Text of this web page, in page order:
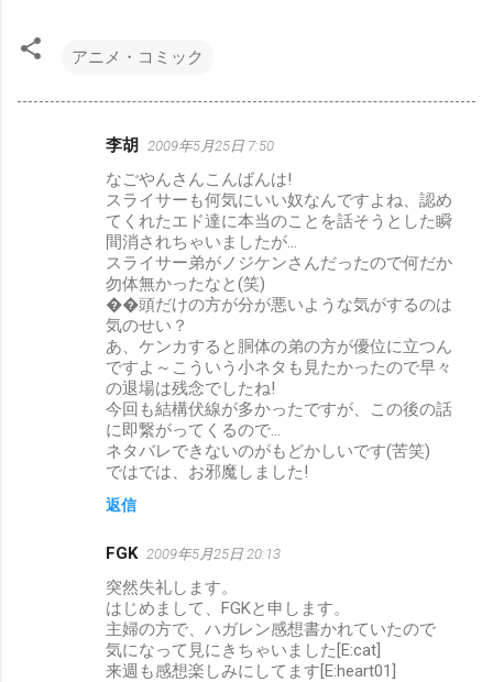
アニメ・コミック
李胡 2009年5月25日 7:50
なごやんさんこんばんは!
スライサーも何気にいい奴なんですよね、認め
てくれたエド達に本当のことを話そうとした瞬
間消されちゃいましたが…
スライサー弟がノジケンさんだったので何だか
勿体無かったなと(笑)
��頭だけの方が分が悪いような気がするのは
気のせい？
あ、ケンカすると胴体の弟の方が優位に立つん
ですよ～こういう小ネタも見たかったので早々
の退場は残念でしたね!
今回も結構伏線が多かったですが、この後の話
に即繋がってくるので…
ネタバレできないのがもどかしいです(苦笑)
ではでは、お邪魔しました!
返信
FGK 2009年5月25日 20:13
突然失礼します。
はじめまして、FGKと申します。
主婦の方で、ハガレン感想書かれていたので
気になって見にきちゃいました[E:cat]
来週も感想楽しみにしてます[E:heart01]